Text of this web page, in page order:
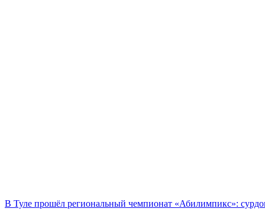
В Туле прошёл региональный чемпионат «Абилимпикс»: